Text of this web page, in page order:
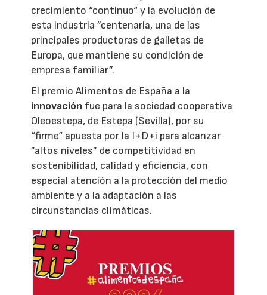
crecimiento “continuo“ y la evolución de
esta industria ”centenaria, una de las
principales productoras de galletas de
Europa, que mantiene su condición de
empresa familiar”.
El premio Alimentos de España a la
innovación fue para la sociedad cooperativa
Oleoestepa, de Estepa (Sevilla), por su
“firme“ apuesta por la I+D+i para alcanzar
”altos niveles” de competitividad en
sostenibilidad, calidad y eficiencia, con
especial atención a la protección del medio
ambiente y a la adaptación a las
circunstancias climáticas.